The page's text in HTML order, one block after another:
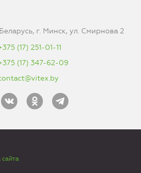
г. Минск, ул. Смирнова 2
(17) 251-01-11
(17) 347-62-09